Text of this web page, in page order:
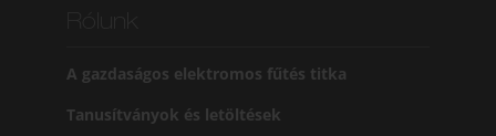
A gazdaságos elektromos fűtés titka
Tanusítványok és letöltések